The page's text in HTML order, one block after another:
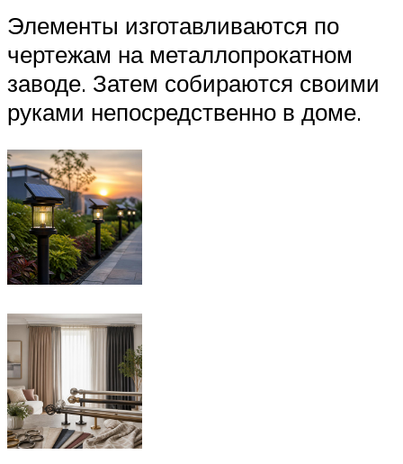
Элементы изготавливаются по
чертежам на металлопрокатном
заводе. Затем собираются своими
руками непосредственно в доме.